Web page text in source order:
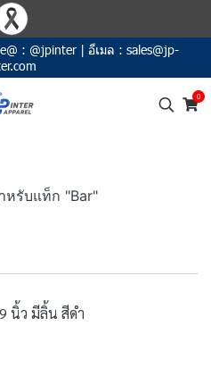
: @jpinter | อีเมล : sales@jp-
0
หรับแท็ก "Bar"
นิ้ว มีลิ้น สีดำ